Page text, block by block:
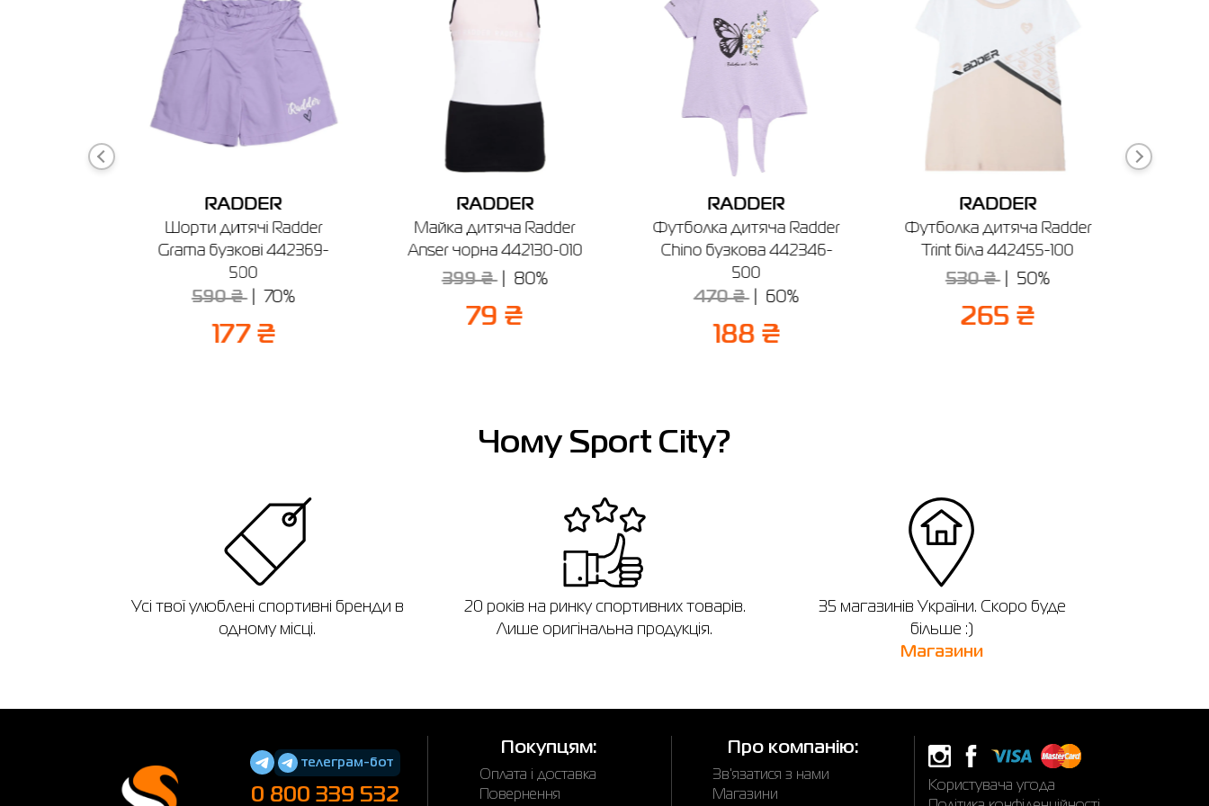
Якщо ви не впевнені, чи підійде вибраний розмір, ви завжди можете
звернутися до консультанта інтернет-магазину за допомогою.
Нагадуємо, що ви можете оформити обмін або повернення замовлення
протягом 14 днів після покупки.
RADDER
Шорти дитячі Radder
Grama бузкові 442369-
500
590 ₴ 70%
177 ₴
RADDER
Майка дитяча Radder
Anser чорна 442130-010
399 ₴ 80%
79 ₴
RADDER
Футболка дитяча Radder
Chino бузкова 442346-
500
470 ₴ 60%
188 ₴
RADDER
Футболка дитяча Radder
Trint біла 442455-100
530 ₴ 50%
265 ₴
Чому Sport City?
Усі твої улюблені спортивні бренди в
одному місці.
20 років на ринку спортивних товарів.
Лише оригінальна продукція.
35 магазинів України. Скоро буде
більше :)
Магазини
телеграм-бот
0 800 339 532
Покупцям:
Оплата і доставка
Повернення
Про компанію:
Зв'язатися з нами
Магазини
Користувача угода